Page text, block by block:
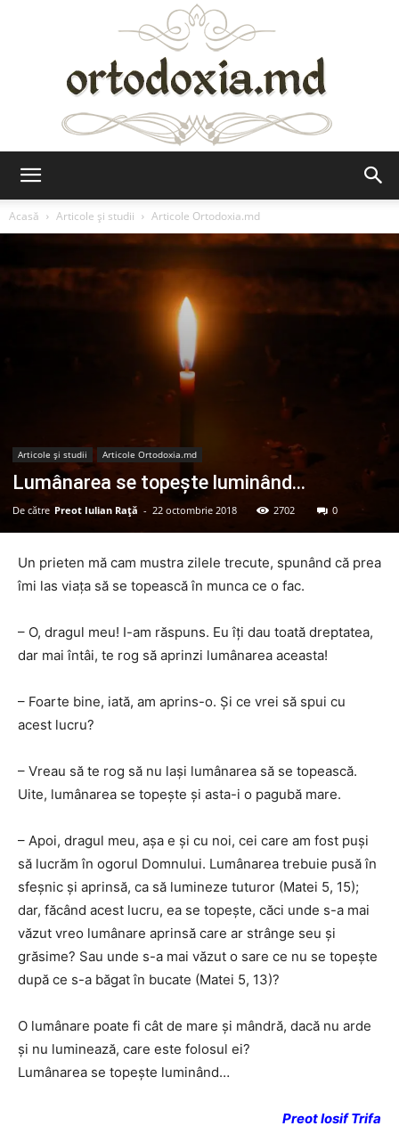
Acasă
Articole şi studii Articole Ortodoxia.md
Articole şi studii Articole Ortodoxia.md
Lumânarea se topește luminând…
De către Preot Iulian Raţă - 22 octombrie 2018 2702 0
Un prieten mă cam mustra zilele trecute, spunând că prea
îmi las viața să se topească în munca ce o fac.
– O, dragul meu! I-am răspuns. Eu îți dau toată dreptatea,
dar mai întâi, te rog să aprinzi lumânarea aceasta!
– Foarte bine, iată, am aprins-o. Și ce vrei să spui cu
acest lucru?
– Vreau să te rog să nu lași lumânarea să se topească.
Uite, lumânarea se topește și asta-i o pagubă mare.
– Apoi, dragul meu, așa e și cu noi, cei care am fost puși
să lucrăm în ogorul Domnului. Lumânarea trebuie pusă în
sfeșnic și aprinsă, ca să lumineze tuturor (Matei 5, 15);
dar, făcând acest lucru, ea se topește, căci unde s-a mai
văzut vreo lumânare aprinsă care ar strânge seu și
grăsime? Sau unde s-a mai văzut o sare ce nu se topește
după ce s-a băgat în bucate (Matei 5, 13)?
O lumânare poate fi cât de mare și mândră, dacă nu arde
și nu luminează, care este folosul ei?
Lumânarea se topește luminând…
Preot Iosif Trifa